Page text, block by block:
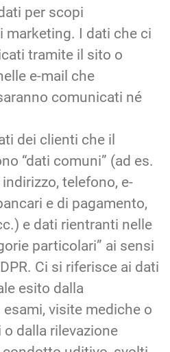
per scopi
marketing. I dati che ci
tramite il sito o
e-mail che
comunicati né
dei clienti che il
“dati comuni” (ad es.
telefono, e-
e di pagamento,
e dati rientranti nelle
particolari” ai sensi
Ci si riferisce ai dati
esito dalla
visite mediche o
dalla rilevazione